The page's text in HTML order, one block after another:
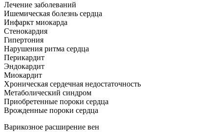
Лечение заболеваний
Ишемическая болезнь сердца
Инфаркт миокарда
Стенокардия
Гипертония
Нарушения ритма сердца
Перикардит
Эндокардит
Миокардит
Хроническая сердечная недостаточность
Метаболический синдром
Приобретенные пороки сердца
Врожденные пороки сердца
Варикозное расширение вен